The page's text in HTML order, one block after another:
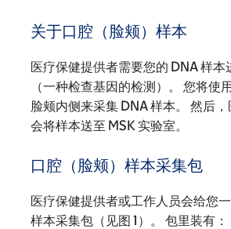
关于口腔（脸颊）样本
医疗保健提供者需要您的 DNA 样本
（一种检查基因的检测）。 您将使
脸颊内侧来采集 DNA 样本。 然后
会将样本送至 MSK 实验室。
口腔（脸颊）样本采集包
医疗保健提供者或工作人员会给您一
样本采集包（见图 1）。 包里装有：